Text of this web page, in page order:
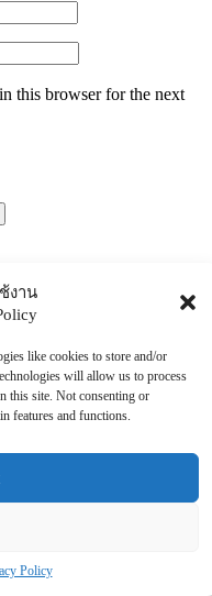
งาน
like cookies to store and/or
will allow us to process
this site. Not consenting or
features and functions.
Policy
this browser for the next